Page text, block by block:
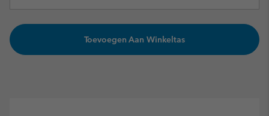
Toevoegen Aan Winkeltas